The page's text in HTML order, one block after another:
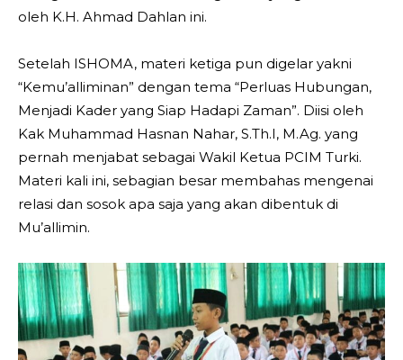
oleh K.H. Ahmad Dahlan ini.
Setelah ISHOMA, materi ketiga pun digelar yakni
“Kemu’alliminan” dengan tema “Perluas Hubungan,
Menjadi Kader yang Siap Hadapi Zaman”. Diisi oleh
Kak Muhammad Hasnan Nahar, S.Th.I, M.Ag. yang
pernah menjabat sebagai Wakil Ketua PCIM Turki.
Materi kali ini, sebagian besar membahas mengenai
relasi dan sosok apa saja yang akan dibentuk di
Mu’allimin.